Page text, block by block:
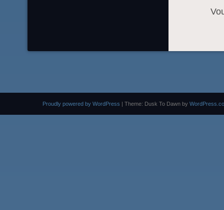
Proudly powered by WordPress | Theme: Dusk To Dawn by